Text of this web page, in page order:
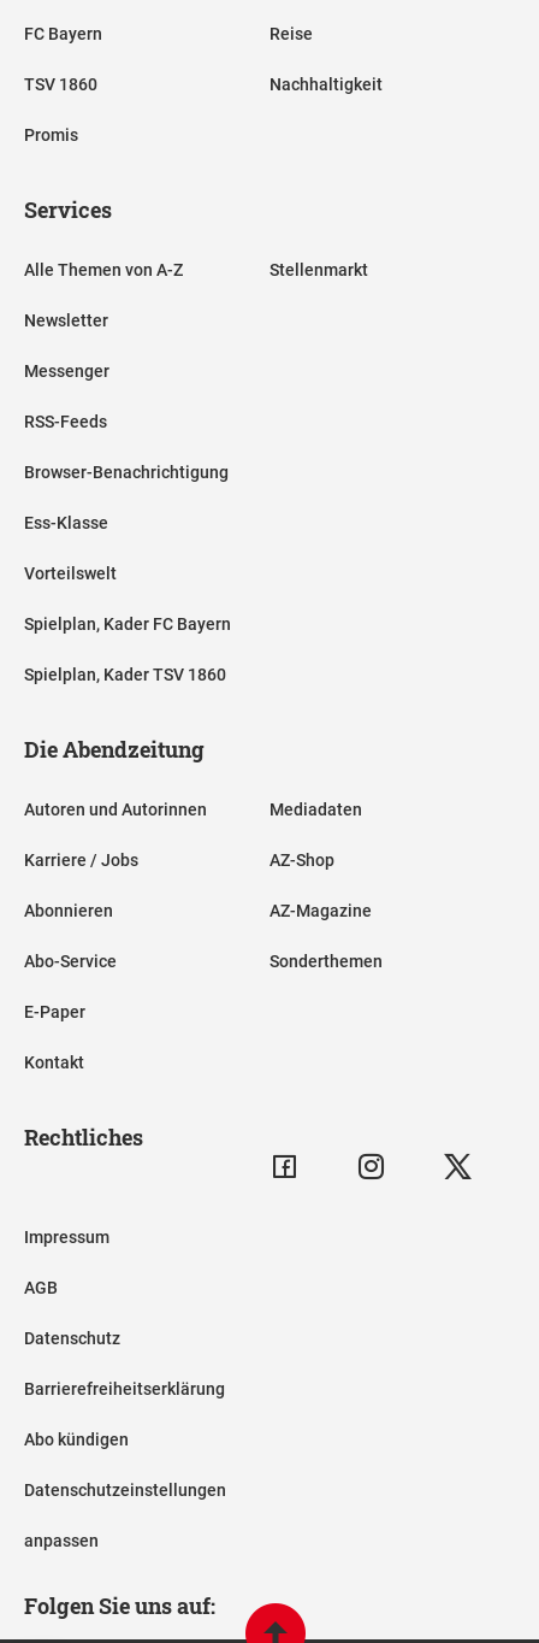
FC Bayern
TSV 1860
Promis
Reise
Nachhaltigkeit
Services
Alle Themen von A-Z
Newsletter
Messenger
RSS-Feeds
Browser-Benachrichtigung
Ess-Klasse
Vorteilswelt
Spielplan, Kader FC Bayern
Spielplan, Kader TSV 1860
Stellenmarkt
Die Abendzeitung
Autoren und Autorinnen
Karriere / Jobs
Abonnieren
Abo-Service
E-Paper
Kontakt
Mediadaten
AZ-Shop
AZ-Magazine
Sonderthemen
Rechtliches
Impressum
AGB
Datenschutz
Barrierefreiheitserklärung
Abo kündigen
Datenschutzeinstellungen
anpassen
Folgen Sie uns auf: